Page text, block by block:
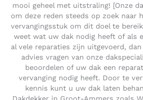
mooi geheel met uitstraling! [Onze
om deze reden steeds op zoek naar
vervangingsstuk om dit doel te
weet wat uw dak nodig heeft of als
al vele reparaties zijn uitgevoerd,
advies vragen van onze
beoordelen of uw dak een
vervanging nodig heeft. Door te
kennis kunt u uw dak laten